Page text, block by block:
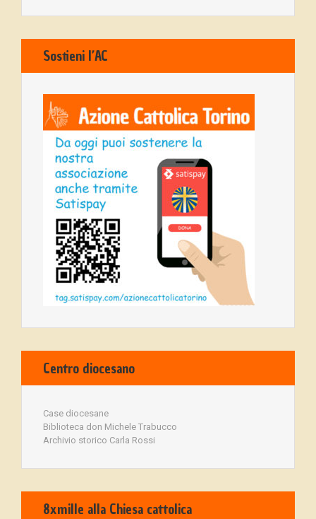
Sostieni l’AC
Centro diocesano
Case diocesane
Biblioteca don Michele Trabucco
Archivio storico Carla Rossi
8xmille alla Chiesa cattolica